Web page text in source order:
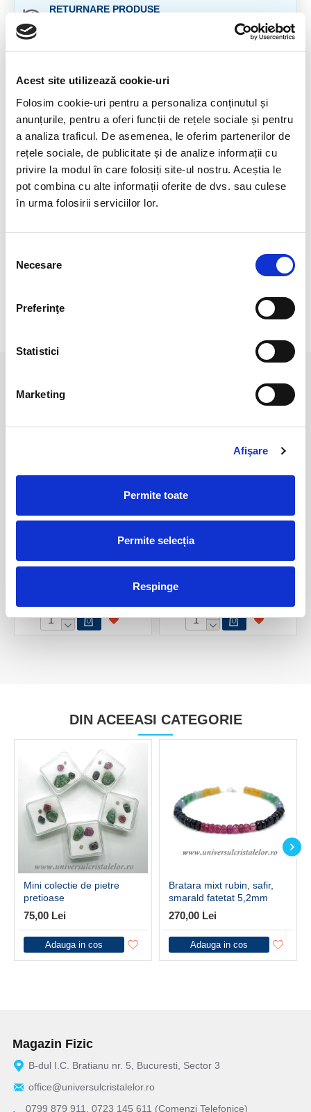
Acest site utilizează cookie-uri
Folosim cookie-uri pentru a personaliza conținutul și
anunțurile, pentru a oferi funcții de rețele sociale și pentru
a analiza traficul. De asemenea, le oferim partenerilor de
rețele sociale, de publicitate și de analize informații cu
privire la modul în care folosiți site-ul nostru. Aceștia le
pot combina cu alte informații oferite de dvs. sau culese
în urma folosirii serviciilor lor.
consimțământului
Necesare
Preferinţe
Statistici
Marketing
Afişare
Permite toate
Permite selecția
Respinge
RETURNARE PRODUSE
GARANTIE PRODUSE
DESCRIERE PRODUS
Bratara cu pietre fatetate si inchizatoare de argint.
Cristal natural 100 %.
Veti primi un produs asemanator cu produsul din imagine.
Lungime : 19 cm.
Pozele sunt realizate cu aparat profesionist sub lumina alba.
mobilului/tabletei/laptopului dumneavoastra.
Bratara smarald rotund
Bratara smarald cub fatetat -
DIN ACEEASI CATEGORIE
Mini colectie de pietre
pretioase
75,00 Lei
Adauga in cos
Bratara mixt rubin, safir,
smarald fatetat 5,2mm
270,00 Lei
Adauga in cos
Magazin Fizic
B-dul I.C. Bratianu nr. 5, Bucuresti, Sector 3
office@universulcristalelor.ro
0799 879 911, 0723 145 611 (Comenzi Telefonice)